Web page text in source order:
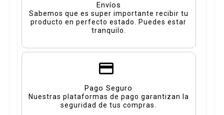
Envíos
Sabemos que es super importante recibir tu
producto en perfecto estado. Puedes estar
tranquilo.
Pago Seguro
Nuestras plataformas de pago garantizan la
seguridad de tus compras.